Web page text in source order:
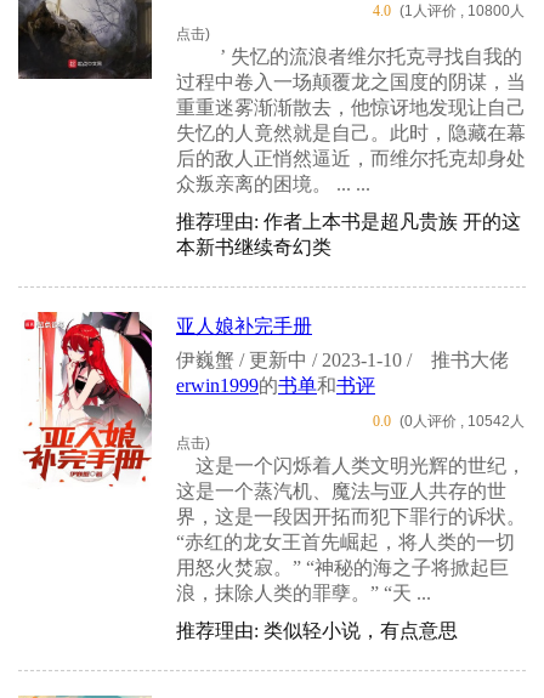
4.0 (1人评价 , 10800人
点击)
’ 失忆的流浪者维尔托克寻找自我的
过程中卷入一场颠覆龙之国度的阴谋，当
重重迷雾渐渐散去，他惊讶地发现让自己
失忆的人竟然就是自己。此时，隐藏在幕
后的敌人正悄然逼近，而维尔托克却身处
众叛亲离的困境。 ... ...
推荐理由: 作者上本书是超凡贵族 开的这
本新书继续奇幻类
亚人娘补完手册
伊巍蟹 / 更新中 / 2023-1-10 /
推书大佬
erwin1999的书单和书评
0.0 (0人评价 , 10542人
点击)
这是一个闪烁着人类文明光辉的世纪，
这是一个蒸汽机、魔法与亚人共存的世
界，这是一段因开拓而犯下罪行的诉状。
“赤红的龙女王首先崛起，将人类的一切
用怒火焚寂。” “神秘的海之子将掀起巨
浪，抹除人类的罪孽。” “天 ...
推荐理由: 类似轻小说，有点意思